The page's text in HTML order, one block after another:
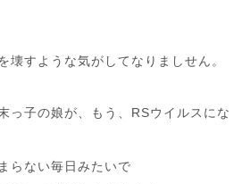
壊すような気がしてなりましせん。
っ子の娘が、もう、RSウイルスにな
らない毎日みたいで